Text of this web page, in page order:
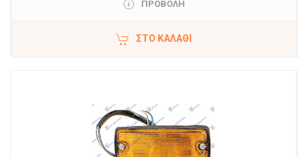
ΠΡΟΒΟΛΗ
ΣΤΟ ΚΑΛΆΘΙ